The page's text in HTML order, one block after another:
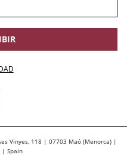
Vinyes, 118 | 07703 Maó (Menorca) |
| Spain